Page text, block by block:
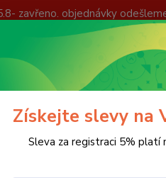
zavřeno. objednávky
Získejte slevy na
Sleva za registraci 5% platí